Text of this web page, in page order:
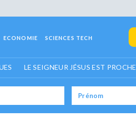
ECONOMIE SCIENCES TECH
LE SEIGNEUR JÉSUS EST PROCHE